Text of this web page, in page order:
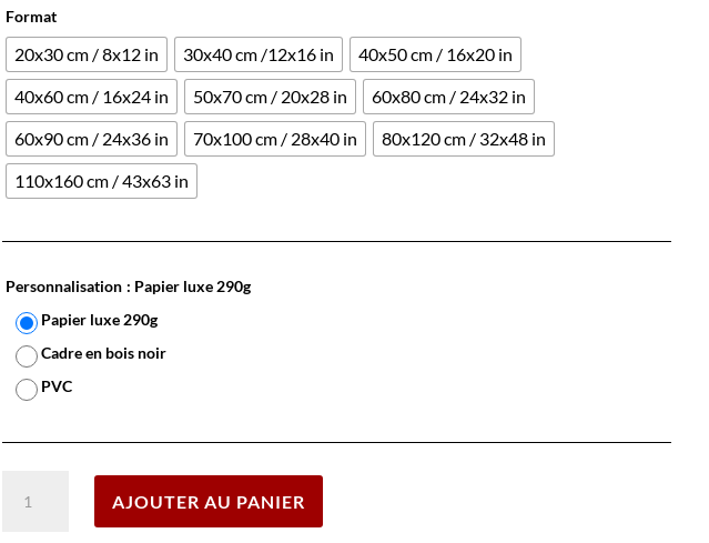
Format
20x30 cm / 8x12 in 30x40 cm /12x16 in
40x50 cm / 16x20 in
40x60 cm / 16x24 in
50x70 cm / 20x28 in
60x80 cm / 24x32 in
60x90 cm / 24x36 in
70x100 cm / 28x40 in
80x120 cm / 32x48 in
110x160 cm / 43x63 in
Personnalisation : Papier luxe 290g
Papier luxe 290g
Cadre en bois noir
PVC
AJOUTER AU PANIER